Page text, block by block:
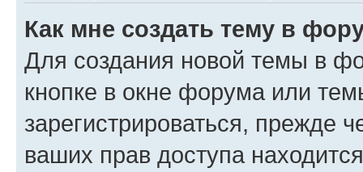
Как мне создать тему в
Для создания новой темы в
кнопке в окне форума или
зарегистрироваться, прежде
ваших прав доступа